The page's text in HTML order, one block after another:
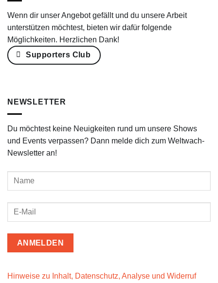
Wenn dir unser Angebot gefällt und du unsere Arbeit
unterstützen möchtest, bieten wir dafür folgende
Möglichkeiten. Herzlichen Dank!
Supporters Club
NEWSLETTER
Du möchtest keine Neuigkeiten rund um unsere Shows
und Events verpassen? Dann melde dich zum Weltwach-
Newsletter an!
Hinweise zu Inhalt, Datenschutz, Analyse und Widerruf